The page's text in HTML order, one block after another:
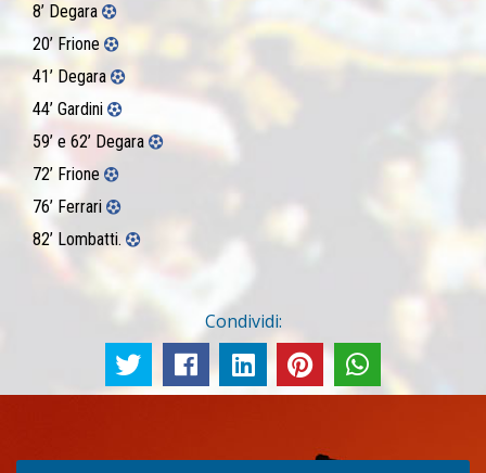
8’ Degara
20’ Frione
41’ Degara
44’ Gardini
59’ e 62’ Degara
72’ Frione
76’ Ferrari
82’ Lombatti.
Condividi: